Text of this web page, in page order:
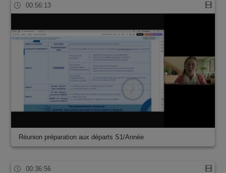
00:56:13
Réunion préparation aux départs S1/Année
00:36:56